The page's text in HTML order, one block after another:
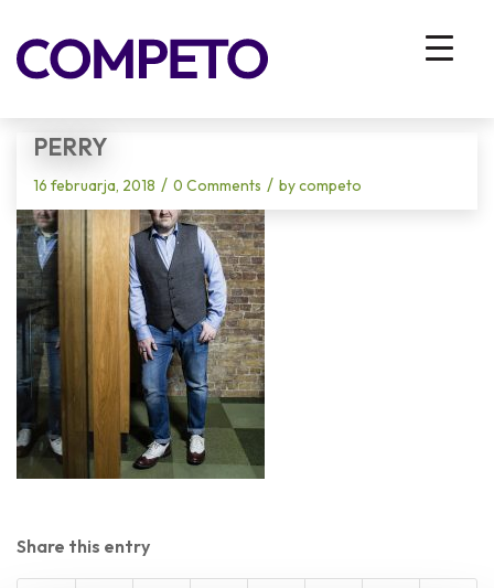
You are here: Home Vhodna stran / Competo HR hekaton
PERRY
16 februarja, 2018 / 0 Comments / bycompeto
Share this entry